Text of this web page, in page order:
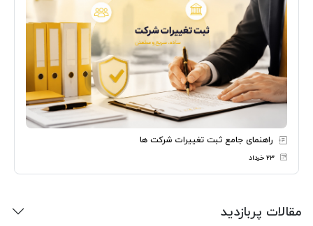
راهنمای جامع ثبت تغییرات شرکت ها
۲۳ خرداد
مقالات پربازدید